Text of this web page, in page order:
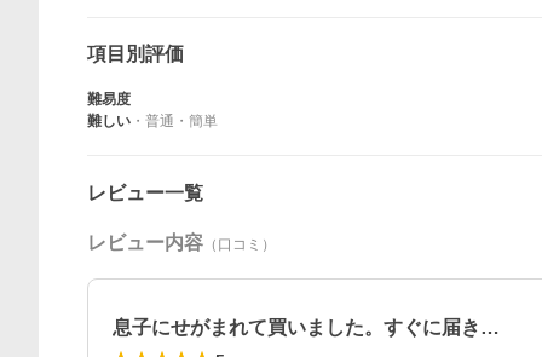
項目別評価
難易度
難しい ・ 普通 ・ 簡単
レビュー一覧
レビュー内容 （口コミ）
息子にせがまれて買いました。すぐに届き…